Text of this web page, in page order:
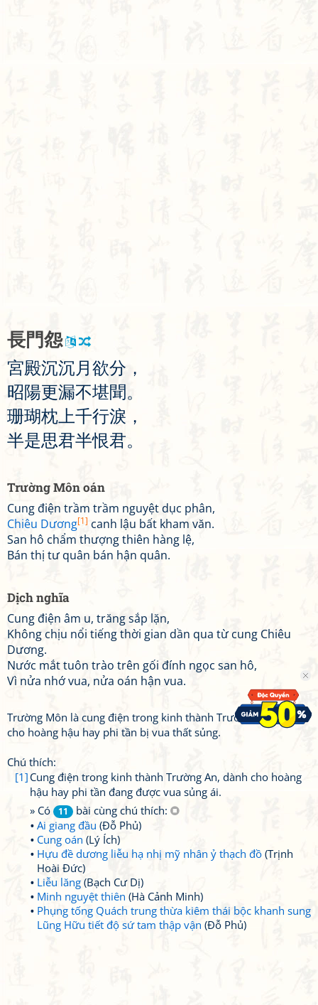
長門怨
宮殿沉沉 月 欲分 ，
昭陽更漏不堪聞。
珊瑚枕 上千行淚 ，
半是思君半恨君。
Trường Môn oán
Cung điện trầm trầm nguyệt dục phân,
Chiêu Dương[1] canh lậu bất kham văn.
San hô chẩm thượng thiên hàng lệ,
Bán thị tư quân bán hận quân.
Dịch nghĩa
Cung điện âm u, trăng sắp lặn,
Không chịu nổi tiếng thời gian dần qua từ cung Chiêu
Dương.
Nước mắt tuôn trào trên gối đính ngọc san hô,
Vì nửa nhớ vua, nửa oán hận vua.
Trường Môn là cung điện trong kinh thành Trường An, dành
cho hoàng hậu hay phi tần bị vua thất sủng.
Chú thích:
[1]Cung điện trong kinh thành Trường An, dành cho hoàng
hậu hay phi tần đang được vua sủng ái.
» Có
11
bài cùng chú thích:
Ai giang đầu (Đỗ Phủ)
Cung oán (Lý Ích)
Hựu đề dương liễu hạ nhị mỹ nhân ỷ thạch đồ (Trịnh
Hoài Đức)
Liễu lăng (Bạch Cư Dị)
Minh nguyệt thiên (Hà Cảnh Minh)
Phụng tống Quách trung thừa kiêm thái bộc khanh sung
Lũng Hữu tiết độ sứ tam thập vận (Đỗ Phủ)